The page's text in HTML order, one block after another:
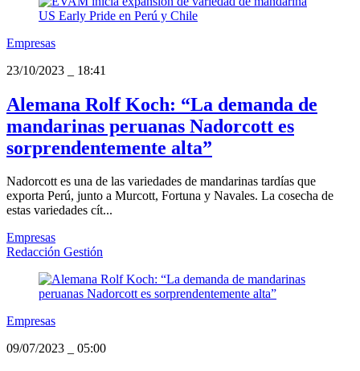
Empresas
23/10/2023
18:41
Alemana Rolf Koch: “La demanda de
mandarinas peruanas Nadorcott es
sorprendentemente alta”
Nadorcott es una de las variedades de mandarinas tardías que
exporta Perú, junto a Murcott, Fortuna y Navales. La cosecha de
estas variedades cít...
Empresas
Redacción Gestión
Empresas
09/07/2023
05:00